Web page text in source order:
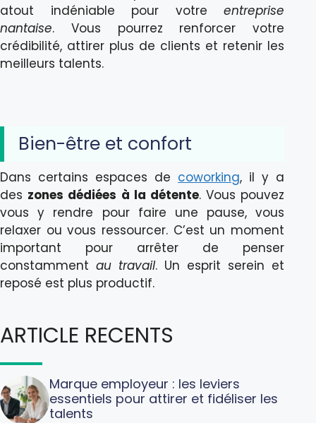
atout indéniable pour votreentreprise
nantaise. Vous pourrez renforcer votre
crédibilité, attirer plus de clients et retenir les
meilleurs talents.
Bien-être et confort
Dans certains espaces de coworking, il y a
des zones dédiées à la détente. Vous pouvez
vous y rendre pour faire une pause, vous
relaxer ou vous ressourcer. C’est un moment
important pour arrêter de penser
constammentau travail. Un esprit serein et
reposé est plus productif.
ARTICLE RECENTS
Marque employeur : les leviers
essentiels pour attirer et fidéliser les
talents